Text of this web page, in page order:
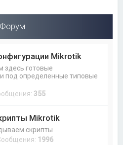
Форум
Mikrotik
здесь готовые
под определенные типовые
355
Mikrotik
скрипты
1996